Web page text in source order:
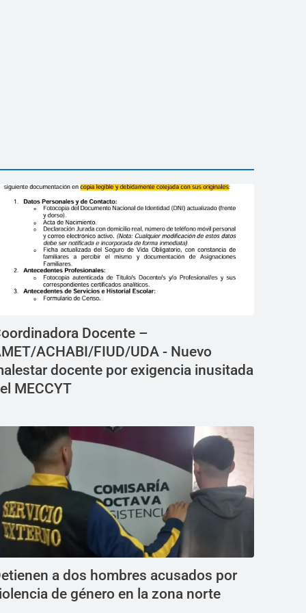
Docente –
ACHABI/FIUD/UDA - Nuevo
docente por exigencia inusitada
MECCYT
a dos hombres acusados por
de género en la zona norte